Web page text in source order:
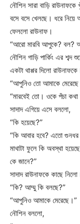
নৌশিন সারা বাড়ি
বসে বসে খেলছে। ধরে নিয়ে
ফেললো রাউনাফ।
“আরো মারবি আপুকে? বল?
নৌশিন গাড়ি পার্কিং এর
একটা থাপ্পর দিলো
“আপুনিও তো আমাকে
“মারবেই তো। ওকে পঁচা
সাদাদ এগিয়ে এসে বললো,
“কি হয়েছে?”
“কি আবার হবে? এতো গুনধর
মাথাটা ফুলে কি অবস্থা
কে জানে?”
সাদাদ রাউনাফকে কাছে
“কি? আম্মু কি বলছে?”
“আপুনিও আমাকে মেরেছে।”
নৌশিন বললো,